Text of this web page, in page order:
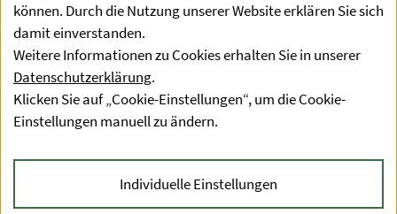
Der Europäische Radonverband ERA (European Radon
Association) hat alle Aktivitäten der EU-Länder
zusammengefasst. Alle Postings zum Thema sind unter
dem Hashtag #ERD2024radon zu finden.
Datenschutzerklärung
können. Durch die Nutzung unserer Website erklären Sie sich
damit einverstanden.
Weitere Informationen zu Cookies erhalten Sie in unserer
Datenschutzerklärung.
Klicken Sie auf „Cookie-Einstellungen“, um die Cookie-
Einstellungen manuell zu ändern.
Individuelle Einstellungen